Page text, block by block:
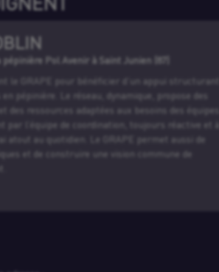
Pol Avenir à Saint Junien (87)
le GRAPE pour bénéficier d’un appui structurant
pépinière. Le réseau, dynamique, propose des
des ressources adaptées aux besoins des équipes.
par l’équipe de coordination, toujours réactive et à
atout au quotidien. Le GRAPE permet aussi de
et de construire une vision commune de